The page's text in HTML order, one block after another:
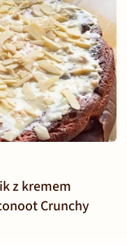
z kremem
Crunchy